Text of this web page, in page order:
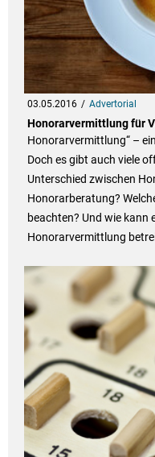
03.05.2016 Advertorial
Honorarvermittlung für
Honorarvermittlung“ –
Doch es gibt auch viele
Unterschied zwischen
Honorarberatung?
beachten? Und wie kann
Honorarvermittlung